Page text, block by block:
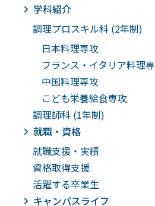
学科紹介
調理プロスキル科 (2年制)
日本料理専攻
フランス・イタリア料理
中国料理専攻
こども栄養給食専攻
調理師科 (1年制)
就職・資格
就職支援・実績
資格取得支援
活躍する卒業生
キャンパスライフ